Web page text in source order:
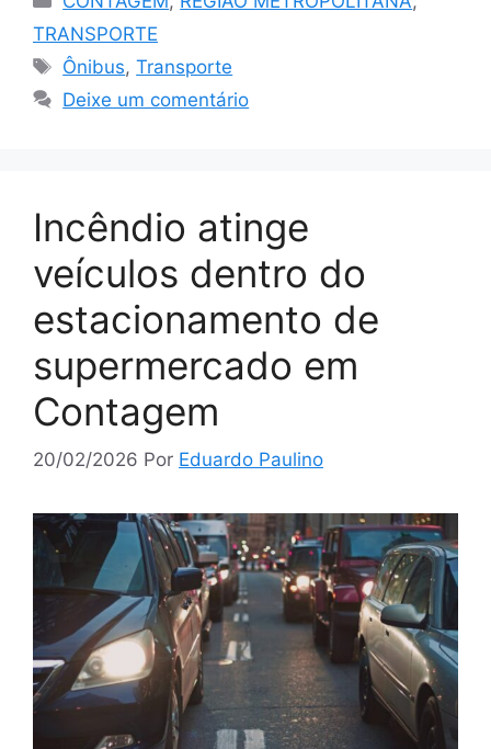
TRANSPORTE
Tags
Ônibus,Transporte
Deixe um comentário
Incêndio atinge
veículos dentro do
estacionamento de
supermercado em
Contagem
20/02/2026 Por Eduardo Paulino